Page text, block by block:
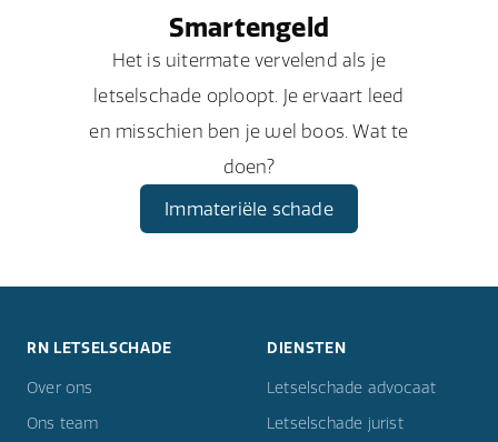
Smartengeld
Het is uitermate vervelend als je
letselschade oploopt. Je ervaart leed
en misschien ben je wel boos. Wat te
doen?
Immateriële schade
RN LETSELSCHADE
Over ons
Ons team
DIENSTEN
Letselschade advocaat
Letselschade jurist